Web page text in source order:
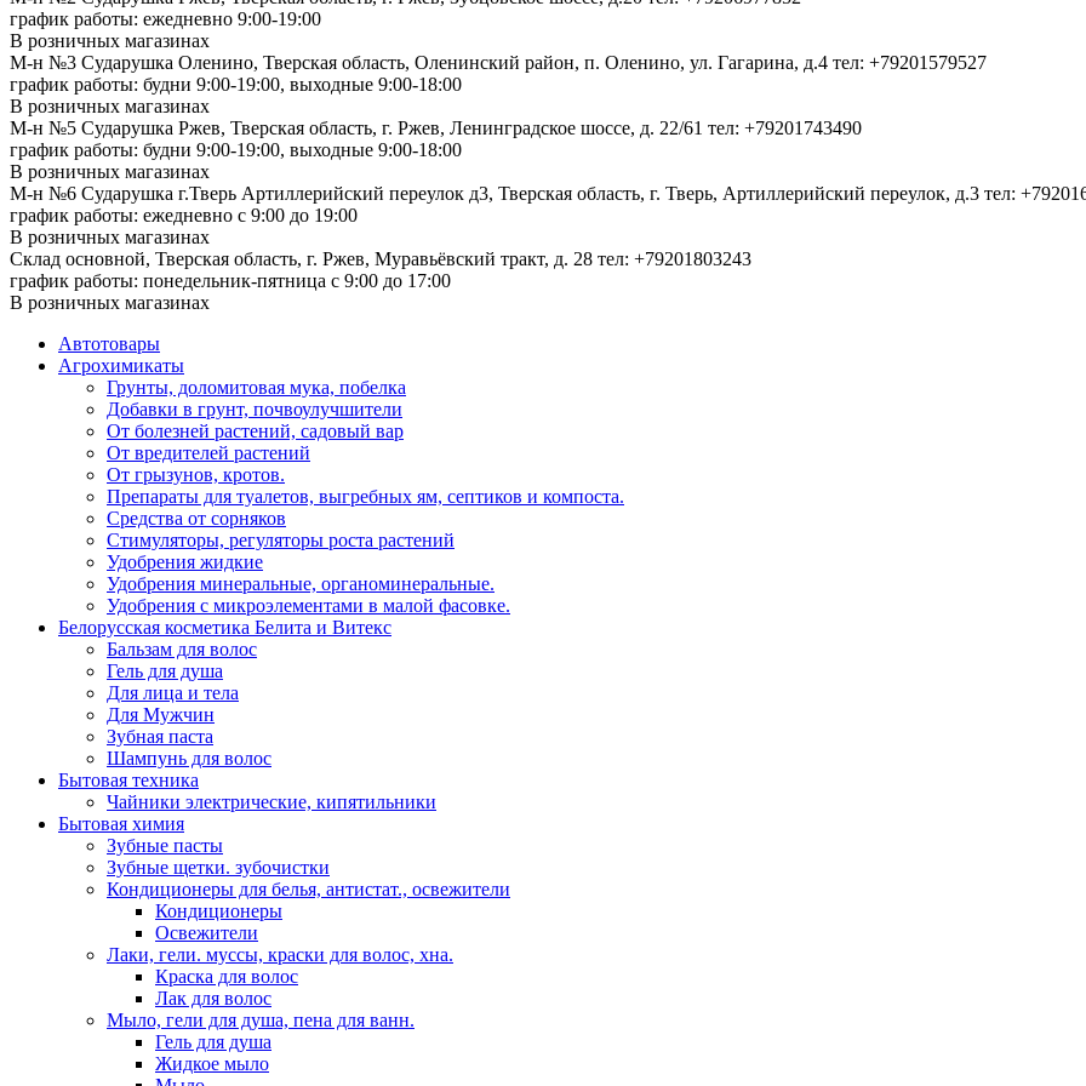
график работы: ежедневно 9:00-19:00
В розничных магазинах
М-н №3 Сударушка Оленино, Тверская область, Оленинский район, п. Оленино, ул. Гагарина, д.4 тел: +79201579527
график работы: будни 9:00-19:00, выходные 9:00-18:00
В розничных магазинах
М-н №5 Сударушка Ржев, Тверская область, г. Ржев, Ленинградское шоссе, д. 22/61 тел: +79201743490
график работы: будни 9:00-19:00, выходные 9:00-18:00
В розничных магазинах
М-н №6 Сударушка г.Тверь Артиллерийский переулок д3, Тверская область, г. Тверь, Артиллерийский переулок, д.3 тел:
график работы: ежедневно с 9:00 до 19:00
В розничных магазинах
Склад основной, Тверская область, г. Ржев, Муравьёвский тракт, д. 28 тел: +79201803243
график работы: понедельник-пятница с 9:00 до 17:00
В розничных магазинах
Автотовары
Агрохимикаты
Грунты, доломитовая мука, побелка
Добавки в грунт, почвоулучшители
От болезней растений, садовый вар
От вредителей растений
От грызунов, кротов.
Препараты для туалетов, выгребных ям, септиков и компоста.
Средства от сорняков
Стимуляторы, регуляторы роста растений
Удобрения жидкие
Удобрения минеральные, органоминеральные.
Удобрения с микроэлементами в малой фасовке.
Белорусская косметика Белита и Витекс
Бальзам для волос
Гель для душа
Для лица и тела
Для Мужчин
Зубная паста
Шампунь для волос
Бытовая техника
Чайники электрические, кипятильники
Бытовая химия
Зубные пасты
Зубные щетки. зубочистки
Кондиционеры для белья, антистат., освежители
Кондиционеры
Освежители
Лаки, гели. муссы, краски для волос, хна.
Краска для волос
Лак для волос
Мыло, гели для душа, пена для ванн.
Гель для душа
Жидкое мыло